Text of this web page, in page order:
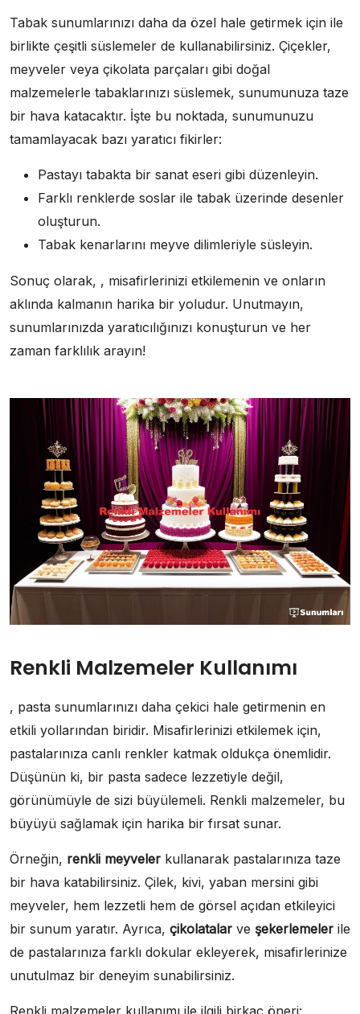
Tabak sunumlarınızı daha da özel hale getirmek için ile
birlikte çeşitli süslemeler de kullanabilirsiniz. Çiçekler,
meyveler veya çikolata parçaları gibi doğal
malzemelerle tabaklarınızı süslemek, sunumunuza taze
bir hava katacaktır. İşte bu noktada, sunumunuzu
tamamlayacak bazı yaratıcı fikirler:
Pastayı tabakta bir sanat eseri gibi düzenleyin.
Farklı renklerde soslar ile tabak üzerinde desenler
oluşturun.
Tabak kenarlarını meyve dilimleriyle süsleyin.
Sonuç olarak, , misafirlerinizi etkilemenin ve onların
aklında kalmanın harika bir yoludur. Unutmayın,
sunumlarınızda yaratıcılığınızı konuşturun ve her
zaman farklılık arayın!
Renkli Malzemeler Kullanımı
, pasta sunumlarınızı daha çekici hale getirmenin en
etkili yollarından biridir. Misafirlerinizi etkilemek için,
pastalarınıza canlı renkler katmak oldukça önemlidir.
Düşünün ki, bir pasta sadece lezzetiyle değil,
görünümüyle de sizi büyülemeli. Renkli malzemeler, bu
büyüyü sağlamak için harika bir fırsat sunar.
Örneğin, renkli meyveler kullanarak pastalarınıza taze
bir hava katabilirsiniz. Çilek, kivi, yaban mersini gibi
meyveler, hem lezzetli hem de görsel açıdan etkileyici
bir sunum yaratır. Ayrıca, çikolatalar ve şekerlemeler ile
de pastalarınıza farklı dokular ekleyerek, misafirlerinize
unutulmaz bir deneyim sunabilirsiniz.